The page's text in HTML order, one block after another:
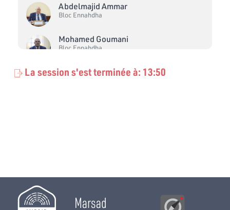
Abdelmajid Ammar
Bloc Ennahdha
Mohamed Goumani
Bloc Ennahdha
Thameur Saad
Bloc Démocrate
La session s'est terminée à: 13:50
Marsad